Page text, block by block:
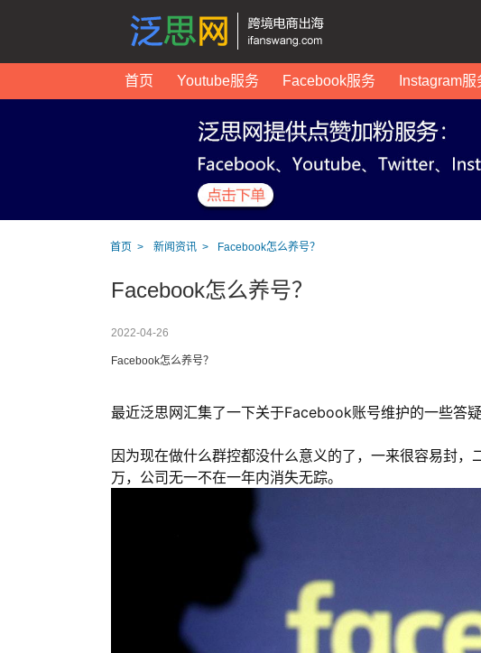
首页 Youtube服务 Facebook服务 Instagram服
首页 新闻资讯 Facebook怎么养号？
Facebook怎么养号？
2022-04-26
Facebook怎么养号？
最近泛思网汇集了一下关于Facebook账号维护的一些答疑
因为现在做什么群控都没什么意义的了，一来很容易封
万，公司无一不在一年内消失无踪。